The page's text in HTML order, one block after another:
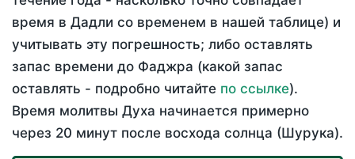
время в Дадли со временем в нашей таблице) и
учитывать эту погрешность; либо оставлять
запас времени до Фаджра (какой запас
оставлять - подробно читайте по ссылке).
Время молитвы Духа начинается примерно
через 20 минут после восхода солнца (Шурука).